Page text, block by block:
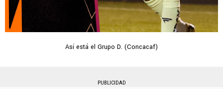
Así está el Grupo D. (Concacaf)
PUBLICIDAD